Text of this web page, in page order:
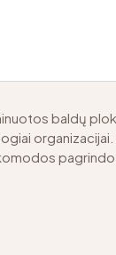
baldų
pagrindo.